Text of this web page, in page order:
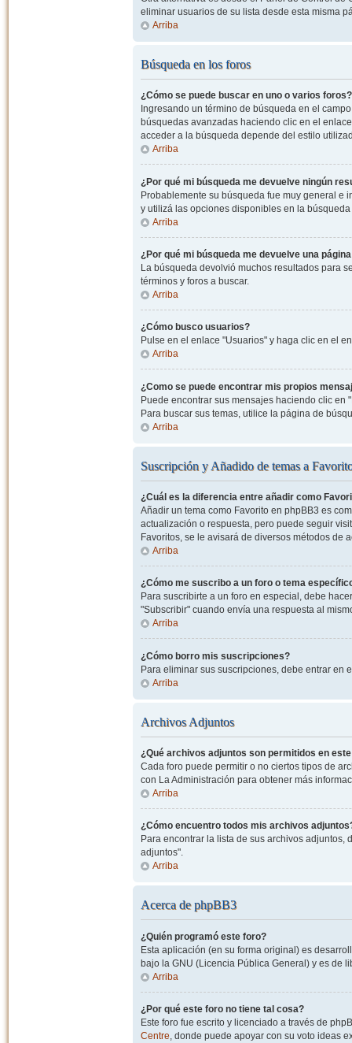
eliminar usuarios de su lista desde esta misma
Arriba
Búsqueda en los foros
¿Cómo se puede buscar en uno o varios foros?
Ingresando un término de búsqueda en el
búsquedas avanzadas haciendo clic en el
acceder a la búsqueda depende del estilo
Arriba
¿Por qué mi búsqueda me devuelve ningún
Probablemente su búsqueda fue muy general e
y utilizá las opciones disponibles en la
Arriba
¿Por qué mi búsqueda me devuelve una
La búsqueda devolvió muchos resultados para
términos y foros a buscar.
Arriba
¿Cómo busco usuarios?
Pulse en el enlace "Usuarios" y haga clic en el
Arriba
¿Como se puede encontrar mis propios
Puede encontrar sus mensajes haciendo clic en
Para buscar sus temas, utilice la página de
Arriba
Suscripción y Añadido de temas a
¿Cuál es la diferencia entre añadir como
Añadir un tema como Favorito en phpBB3 es
actualización o respuesta, pero puede seguir
Favoritos, se le avisará de diversos métodos de
Arriba
¿Cómo me suscribo a un foro o tema
Para suscribirte a un foro en especial, debe
"Subscribir" cuando envía una respuesta al
Arriba
¿Cómo borro mis suscripciones?
Para eliminar sus suscripciones, debe entrar en
Arriba
Archivos Adjuntos
¿Qué archivos adjuntos son permitidos en
Cada foro puede permitir o no ciertos tipos de
con La Administración para obtener más
Arriba
¿Cómo encuentro todos mis archivos
Para encontrar la lista de sus archivos
adjuntos".
Arriba
Acerca de phpBB3
¿Quién programó este foro?
Esta aplicación (en su forma original) es
bajo la GNU (Licencia Pública General) y es de
Arriba
¿Por qué este foro no tiene tal cosa?
Este foro fue escrito y licenciado a través de
Centre, donde puede apoyar con su voto ideas